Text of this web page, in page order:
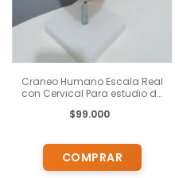
Craneo Humano Escala Real
con Cervical Para estudio de
$99.000